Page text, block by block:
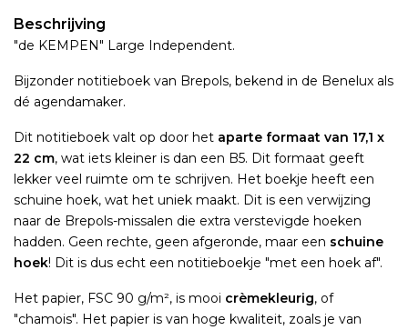
Beschrijving
"de KEMPEN" Large Independent.
Bijzonder notitieboek van Brepols, bekend in de Benelux als
dé agendamaker.
Dit notitieboek valt op door het aparte formaat van 17,1 x
22 cm, wat iets kleiner is dan een B5. Dit formaat geeft
lekker veel ruimte om te schrijven. Het boekje heeft een
schuine hoek, wat het uniek maakt. Dit is een verwijzing
naar de Brepols-missalen die extra verstevigde hoeken
hadden. Geen rechte, geen afgeronde, maar een schuine
hoek! Dit is dus echt een notitieboekje "met een hoek af".
Het papier, FSC 90 g/m², is mooi crèmekleurig, of
"chamois". Het papier is van hoge kwaliteit, zoals je van